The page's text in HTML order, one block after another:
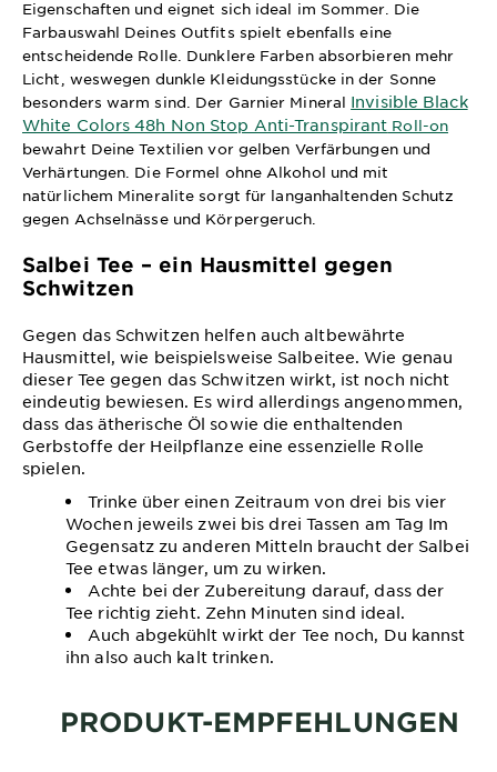
Eigenschaften und eignet sich ideal im Sommer. Die
Farbauswahl Deines Outfits spielt ebenfalls eine
entscheidende Rolle. Dunklere Farben absorbieren mehr
Licht, weswegen dunkle Kleidungsstücke in der Sonne
besonders warm sind. Der Garnier Mineral Invisible Black
White Colors 48h Non Stop Anti-Transpirant Roll-on
bewahrt Deine Textilien vor gelben Verfärbungen und
Verhärtungen. Die Formel ohne Alkohol und mit
natürlichem Mineralite sorgt für langanhaltenden Schutz
gegen Achselnässe und Körpergeruch.
Salbei Tee – ein Hausmittel gegen
Schwitzen
Gegen das Schwitzen helfen auch altbewährte
Hausmittel, wie beispielsweise Salbeitee. Wie genau
dieser Tee gegen das Schwitzen wirkt, ist noch nicht
eindeutig bewiesen. Es wird allerdings angenommen,
dass das ätherische Öl sowie die enthaltenden
Gerbstoffe der Heilpflanze eine essenzielle Rolle
spielen.
Trinke über einen Zeitraum von drei bis vier
Wochen jeweils zwei bis drei Tassen am Tag Im
Gegensatz zu anderen Mitteln braucht der Salbei
Tee etwas länger, um zu wirken.
Achte bei der Zubereitung darauf, dass der
Tee richtig zieht. Zehn Minuten sind ideal.
Auch abgekühlt wirkt der Tee noch, Du kannst
ihn also auch kalt trinken.
PRODUKT-EMPFEHLUNGEN